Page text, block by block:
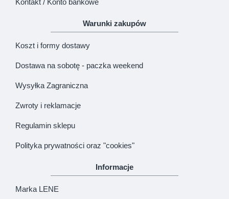
Kontakt / Konto bankowe
Warunki zakupów
Koszt i formy dostawy
Dostawa na sobotę - paczka weekend
Wysyłka Zagraniczna
Zwroty i reklamacje
Regulamin sklepu
Polityka prywatności oraz "cookies"
Informacje
Marka LENE